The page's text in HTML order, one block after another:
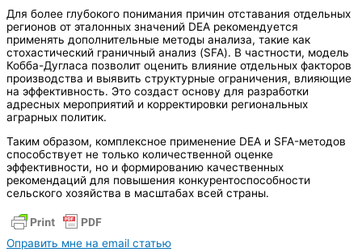
Для более глубокого понимания причин отставания отдельных
регионов от эталонных значений DEA рекомендуется
применять дополнительные методы анализа, такие как
стохастический граничный анализ (SFA). В частности, модель
Кобба-Дугласа позволит оценить влияние отдельных факторов
производства и выявить структурные ограничения, влияющие
на эффективность. Это создаст основу для разработки
адресных мероприятий и корректировки региональных
аграрных политик.
Таким образом, комплексное применение DEA и SFA-методов
способствует не только количественной оценке
эффективности, но и формированию качественных
рекомендаций для повышения конкурентоспособности
сельского хозяйства в масштабах всей страны.
Оправить мне на email статью